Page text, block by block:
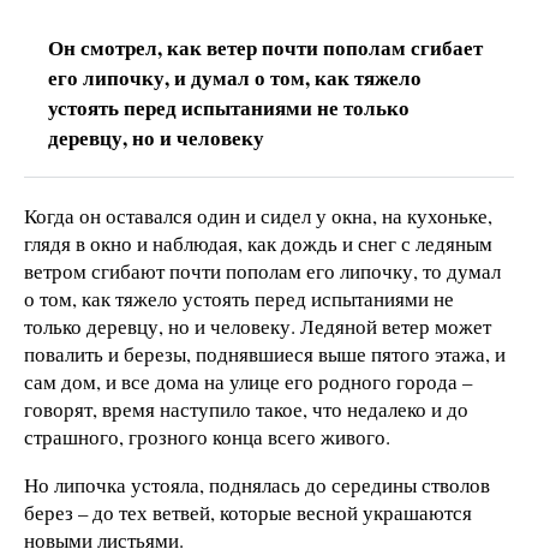
Он смотрел, как ветер почти пополам сгибает
его липочку, и думал о том, как тяжело
устоять перед испытаниями не только
деревцу, но и человеку
Когда он оставался один и сидел у окна, на кухоньке,
глядя в окно и наблюдая, как дождь и снег с ледяным
ветром сгибают почти пополам его липочку, то думал
о том, как тяжело устоять перед испытаниями не
только деревцу, но и человеку. Ледяной ветер может
повалить и березы, поднявшиеся выше пятого этажа, и
сам дом, и все дома на улице его родного города –
говорят, время наступило такое, что недалеко и до
страшного, грозного конца всего живого.
Но липочка устояла, поднялась до середины стволов
берез – до тех ветвей, которые весной украшаются
новыми листьями.